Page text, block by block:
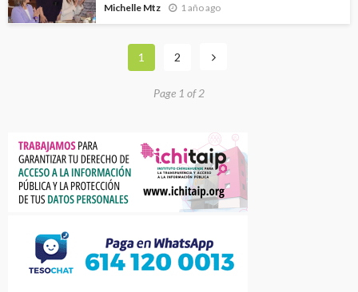
Michelle Mtz 1 año ago
1 2
Page 1 of 2